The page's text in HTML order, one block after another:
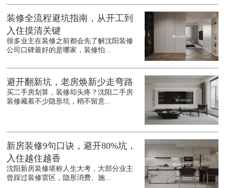
装修全流程避坑指南，从开工到
入住摸清关键
很多业主在装修之前都会先了解沈阳装修
公司口碑最好的是哪家，装修怕...
避开翻新坑，老房焕新少走弯路
买二手房划算，装修却头疼？沈阳二手房
装修藏着不少隐形坑，稍不留意...
新房装修9句口诀，避开80%坑，
入住越住越香
沈阳新房装修堪称人生大考，大部分业主
曾踩过装修雷区，隐形消费、施...